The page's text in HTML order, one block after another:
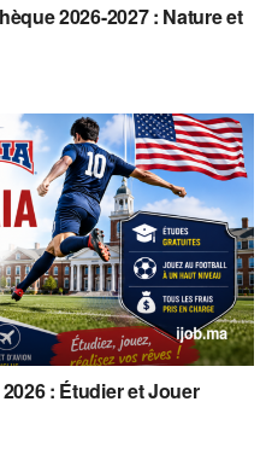
2026-2027 : Nature et
: Étudier et Jouer